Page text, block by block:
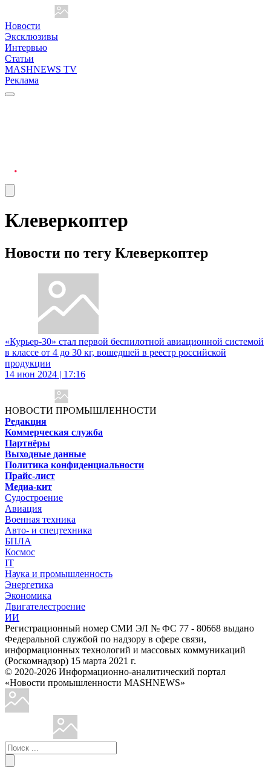
Новости
Эксклюзивы
Интервью
Статьи
MASHNEWS TV
Реклама
Клеверкоптер
Новости по тегу Клеверкоптер
«Курьер-30» стал первой беспилотной авиационной системой
в классе от 4 до 30 кг, вошедшей в реестр российской
продукции
14 июн 2024 | 17:16
НОВОСТИ ПРОМЫШЛЕННОСТИ
Редакция
Коммерческая служба
Партнёры
Выходные данные
Политика конфиденциальности
Прайс-лист
Медиа-кит
Судостроение
Авиация
Военная техника
Авто- и спецтехника
БПЛА
Космос
IT
Наука и промышленность
Энергетика
Экономика
Двигателестроение
ИИ
Регистрационный номер СМИ ЭЛ № ФС 77 - 80668 выдано
Федеральной службой по надзору в сфере связи,
информационных технологий и массовых коммуникаций
(Роскомнадзор) 15 марта 2021 г.
© 2020-2026 Информационно-аналитический портал
«Новости промышленности MASHNEWS»